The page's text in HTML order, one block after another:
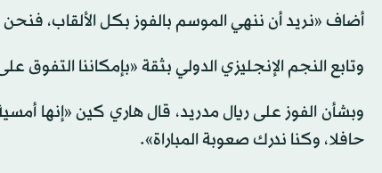
أضاف «نريد أن ننهي الموسم بالفوز بكل الألقاب،
وتابع النجم الإنجليزي الدولي بثقة «بإمكاننا
وبشأن الفوز على ريال مدريد، قال هاري كين «إنها
حافلا، وكنا ندرك صعوبة المباراة».